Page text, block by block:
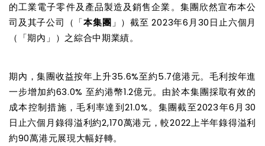
的工業電子零件及產品製造及銷售企業。集團欣然宣布本公
司及其子公司（「本集團 」）截至 2023年6月 30 日止六個月
（「期內」）之綜合中期業績。
期內，集團收益按年上升35.6%至約5.7億港元。毛利按年進
一步增加約63.0%至約港幣1.2億元。由於本集團採取有效的
成本控制措施，毛利率達到21.0%。集團截至2023年6月 30
日止六個月錄得溢利約2,170萬港元，較2022上半年錄得溢利
約90萬港元展現大幅好轉。